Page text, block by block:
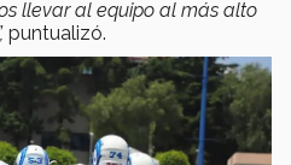
llevar al equipo al más alto
”, puntualizó.